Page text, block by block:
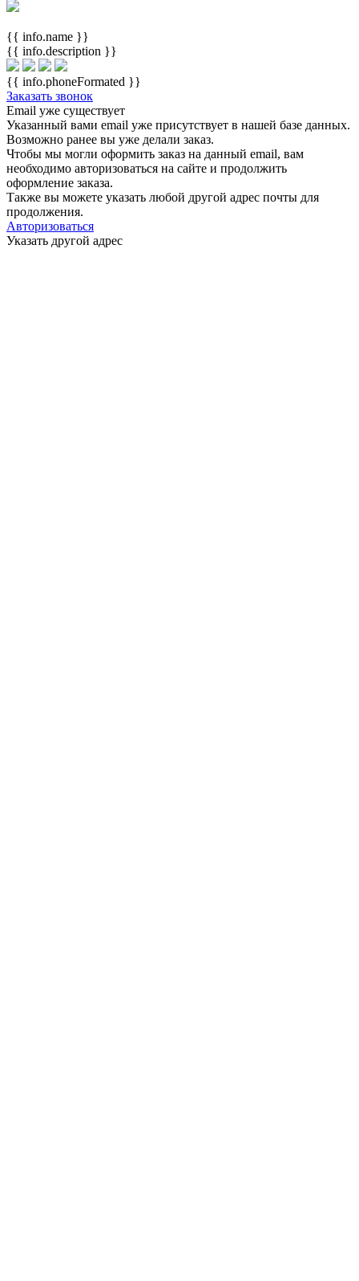
{{ info.name }}
{{ info.description }}
{{ info.phoneFormated }}
Заказать звонок
Email уже существует
Указанный вами email уже присутствует в нашей базе данных.
Возможно ранее вы уже делали заказ.
Чтобы мы могли оформить заказ на данный email, вам
необходимо авторизоваться на сайте и продолжить
оформление заказа.
Также вы можете указать любой другой адрес почты для
продолжения.
Авторизоваться
Указать другой адрес